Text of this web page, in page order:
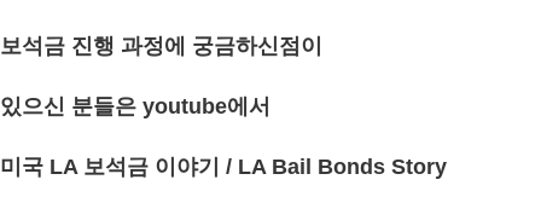
보석금 진행 과정에 궁금하신점이
있으신 분들은 youtube에서
미국 LA 보석금 이야기 / LA Bail Bonds Story